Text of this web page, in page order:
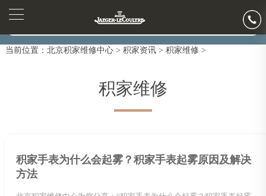
▲
▼
北京市朝阳区建国门外大街甲6号华熙国际中心写字楼D座11层1102室（需提前预约）
节假日正常营业！
当前位置： 北京积家维修中心> 积家资讯> 积家维修 >
积家维修
积家手表为什么会起雾？积家手表起雾原因及解决
方法